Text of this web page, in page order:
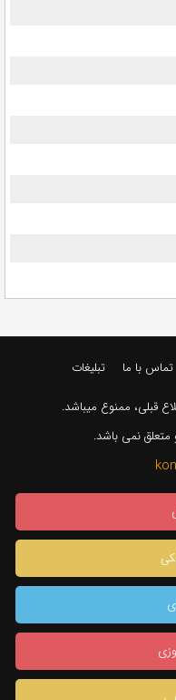
تماس با ما تبلیغات
قبلی، ممنوع میباشد.
نمی باشد.